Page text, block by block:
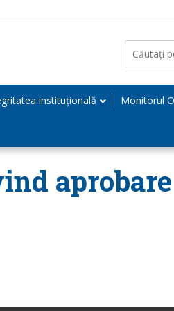
instituțională Monitorul